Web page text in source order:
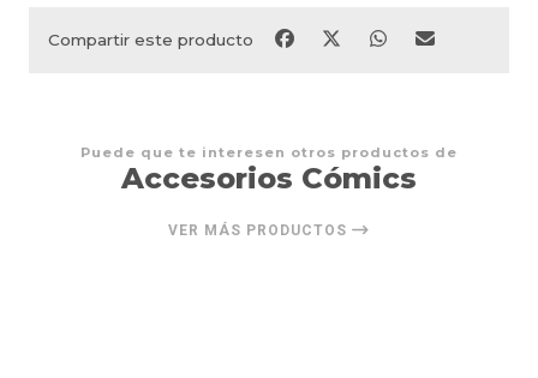
Compartir este producto
Puede que te interesen otros productos de
Accesorios Cómics
VER MÁS PRODUCTOS